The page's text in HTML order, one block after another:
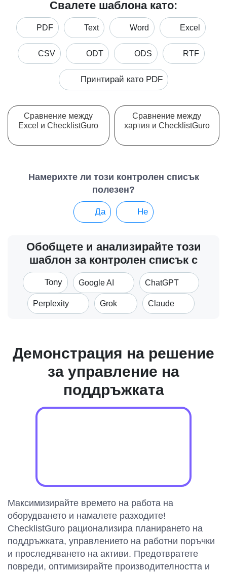
Свалете шаблона като:
PDF Text Word Excel
CSV ODT ODS RTF
Принтирай като PDF
Сравнение между
Excel и ChecklistGuro
Сравнение между
хартия и ChecklistGuro
Намерихте ли този контролен списък
полезен?
Да Не
Обобщете и анализирайте този
шаблон за контролен списък с
Tony Google AI ChatGPT
Perplexity Grok Claude
Демонстрация на решение
за управление на
поддръжката
Максимизирайте времето на работа на
оборудването и намалете разходите!
ChecklistGuro рационализира планирането на
поддръжката, управлението на работни поръчки
и проследяването на активи. Предотвратете
повреди, оптимизирайте производителността и